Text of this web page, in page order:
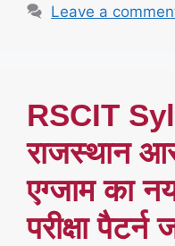
Leave a
RSCIT
राजस्थान
एग्जाम का
परीक्षा पैटर्न